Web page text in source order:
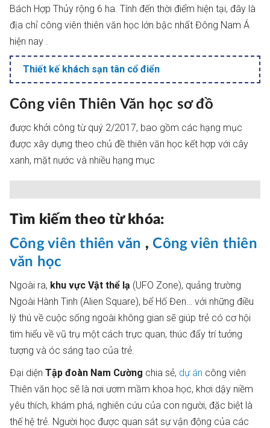
Bách Hợp Thủy rộng 6 ha. Tính đến thời điểm hiện tại, đây là
địa chỉ công viên thiên văn học lớn bậc nhất Đông Nam Á
hiện nay .
Thiết kế khách sạn tân cổ điển
Công viên Thiên Văn học sơ đồ
được khởi công từ quý 2/2017, bao gồm các hạng mục
được xây dựng theo chủ đề thiên văn học kết hợp với cây
xanh, mặt nước và nhiều hạng mục
Tìm kiếm theo từ khóa:
Công viên thiên văn , Công viên thiên
văn học
Ngoài ra, khu vực Vật thể lạ (UFO Zone), quảng trường
Ngoài Hành Tinh (Alien Square), bể Hố Đen… với những điều
lý thú về cuộc sống ngoài không gian sẽ giúp trẻ có cơ hội
tìm hiểu về vũ trụ một cách trực quan, thúc đẩy trí tưởng
tượng và óc sáng tạo của trẻ.
Đại diện Tập đoàn Nam Cường chia sẻ, dự án công viên
Thiên văn học sẽ là nơi ươm mầm khoa học, khơi dậy niềm
yêu thích, khám phá, nghiên cứu của con người, đặc biệt là
thế hệ trẻ. Người học được quan sát sự vận động của các